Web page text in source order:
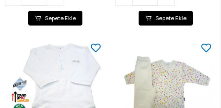
Sepete Ekle Sepete Ekle